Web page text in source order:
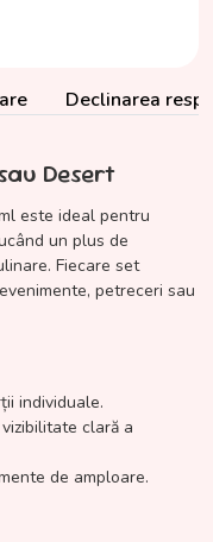
Declinarea
Desert
este ideal pentru
un plus de
Fiecare set
petreceri sau
individuale.
clară a
de amploare.